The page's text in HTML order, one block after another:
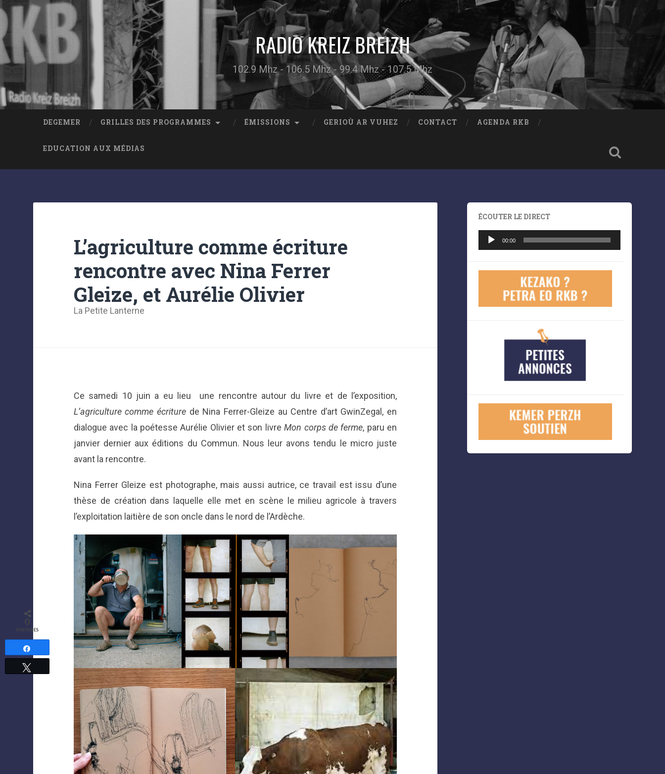
RADIO KREIZ BREIZH
102.9 Mhz - 106.5 Mhz - 99.4 Mhz - 107.5 Mhz
DEGEMER GRILLES DES PROGRAMMES ÉMISSIONS GERIOÙ AR VUHEZ CONTACT AGENDA RKB
EDUCATION AUX MÉDIAS
L’agriculture comme écriture
rencontre avec Nina Ferrer
Gleize, et Aurélie Olivier
La Petite Lanterne
Ce samedi 10 juin a eu lieu une rencontre autour du livre et de l’exposition,
L’agriculture comme écriture de Nina Ferrer-Gleize au Centre d’art GwinZegal, en
dialogue avec la poétesse Aurélie Olivier et son livreMon corps de ferme, paru en
janvier dernier aux éditions du Commun. Nous leur avons tendu le micro juste
avant la rencontre.
Nina Ferrer Gleize est photographe, mais aussi autrice, ce travail est issu d’une
thèse de création dans laquelle elle met en scène le milieu agricole à travers
l’exploitation laitière de son oncle dans le nord de l’Ardèche.
ÉCOUTER LE DIRECT
Lecteur
audio
00:00
PARTAGES